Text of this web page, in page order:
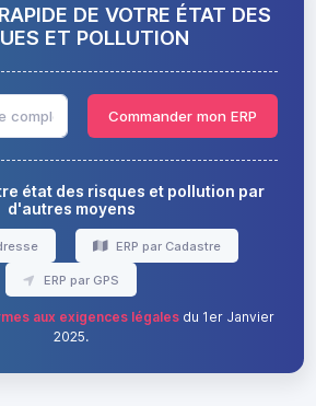
DE VOTRE ÉTAT DES
ET POLLUTION
Commander mon ERP
état des risques et pollution par
d'autres moyens
ERP par Cadastre
ERP par GPS
aux exigences légalesdu 1er Janvier
2025.